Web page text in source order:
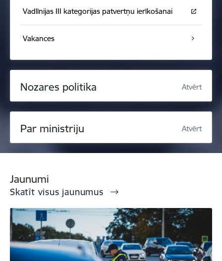
Vadlīnijas III kategorijas patvertņu ierīkošanai
Vakances
Nozares politika Atvērt
Par ministriju Atvērt
Jaunumi
Skatīt visus jaunumus